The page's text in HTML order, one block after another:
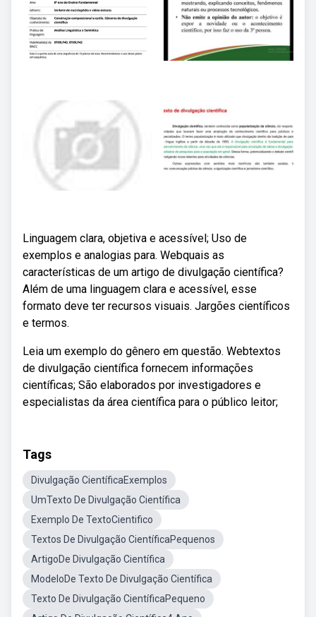
Linguagem clara, objetiva e acessível; Uso de
exemplos e analogias para. Webquais as
características de um artigo de divulgação científica?
Além de uma linguagem clara e acessível, esse
formato deve ter recursos visuais. Jargões científicos
e termos.
Leia um exemplo do gênero em questão. Webtextos
de divulgação científica fornecem informações
científicas; São elaborados por investigadores e
especialistas da área científica para o público leitor;
Tags
Divulgação CientíficaExemplos
UmTexto De Divulgação Científica
Exemplo De TextoCientifico
Textos De Divulgação CientíficaPequenos
ArtigoDe Divulgação Científica
ModeloDe Texto De Divulgação Científica
Texto De Divulgação CientíficaPequeno